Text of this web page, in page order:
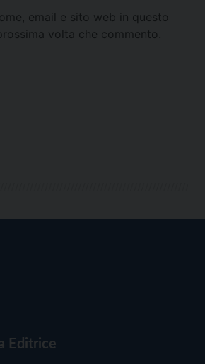
email e sito web in questo
volta che commento.
Editrice